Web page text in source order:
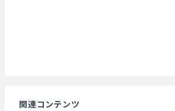
関連コンテンツ